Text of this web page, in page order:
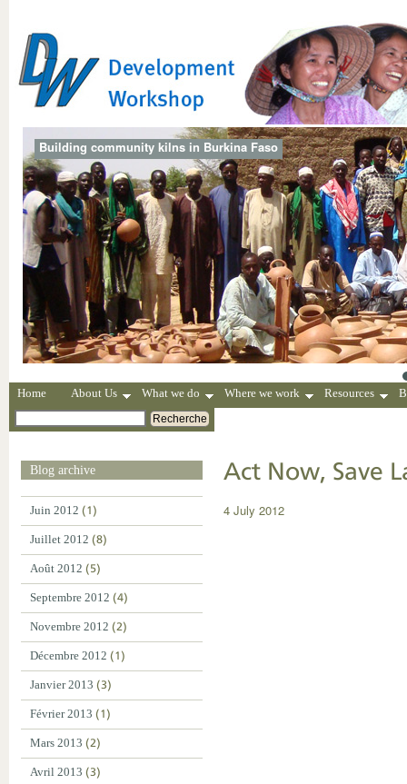
Building community kilns in Burkina Faso
Home About Us What we do Where we work Resources
Recherche
Blog archive
Juin 2012 (1)
Juillet 2012 (8)
Août 2012 (5)
Septembre 2012 (4)
Novembre 2012 (2)
Décembre 2012 (1)
Janvier 2013 (3)
Février 2013 (1)
Mars 2013 (2)
Avril 2013 (3)
Act Now, Save
4 July 2012